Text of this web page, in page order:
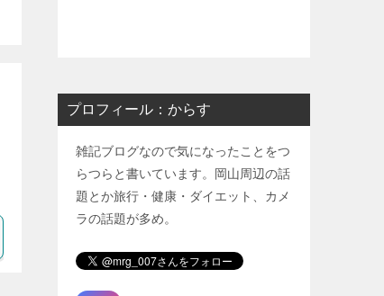
プロフィール：からす
雑記ブログなので気になったことをつ
らつらと書いています。岡山周辺の話
題とか旅行・健康・ダイエット、カメ
ラの話題が多め。